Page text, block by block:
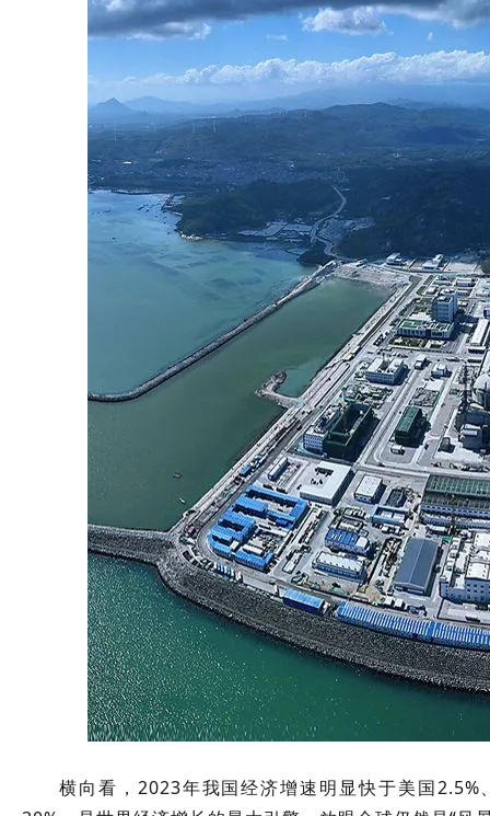
横向看，2023年我国经济增速明显快于美国